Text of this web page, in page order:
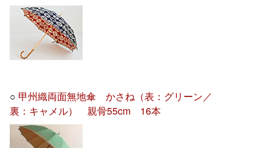
○ 甲州織両面無地傘 かさね（表：グリーン／
裏：キャメル） 親骨55cm 16本